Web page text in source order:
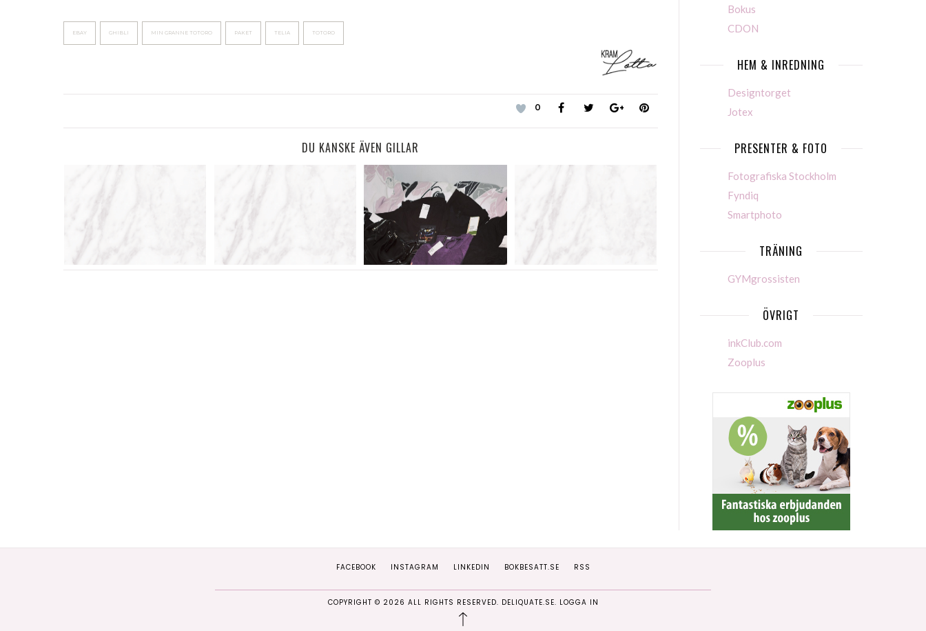
EBAY GHIBLI MIN GRANNE TOTORO PAKET TELIA TOTORO
0
DU KANSKE ÄVEN GILLAR
Bokus
CDON
HEM & INREDNING
Designtorget
Jotex
PRESENTER & FOTO
Fotografiska Stockholm
Fyndiq
Smartphoto
TRÄNING
GYMgrossisten
ÖVRIGT
inkClub.com
Zooplus
FACEBOOK INSTAGRAM LINKEDIN BOKBESATT.SE RSS
COPYRIGHT © 2026 ALL RIGHTS RESERVED. DELIQUATE.SE. LOGGA IN